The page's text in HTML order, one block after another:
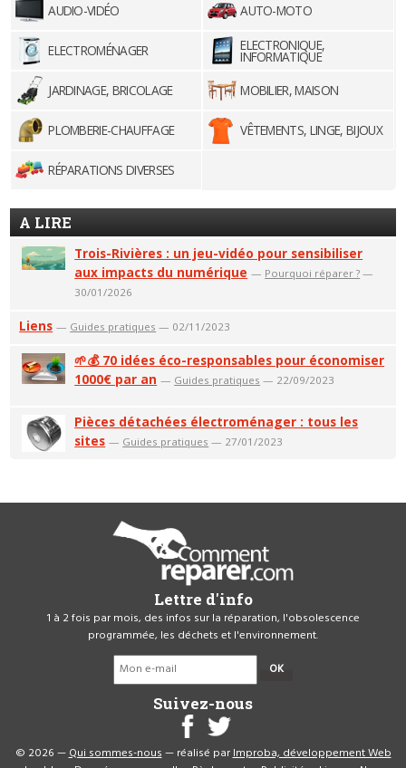
AUDIO-VIDÉO AUTO-MOTO
ELECTROMÉNAGER ELECTRONIQUE,
INFORMATIQUE
JARDINAGE, BRICOLAGE
MOBILIER, MAISON
PLOMBERIE-CHAUFFAGE VÊTEMENTS, LINGE, BIJOUX
RÉPARATIONS DIVERSES
A LIRE
Trois-Rivières : un jeu-vidéo pour sensibiliser
aux impacts du numérique — Pourquoi réparer ? —
30/01/2026
Liens — Guides pratiques — 02/11/2023
🌱💰 70 idées éco-responsables pour économiser
1000€ par an — Guides pratiques — 22/09/2023
Pièces détachées électroménager : tous les
sites — Guides pratiques — 27/01/2023
Lettre d'info
1 à 2 fois par mois, des infos sur la réparation, l'obsolescence
programmée, les déchets et l'environnement.
OK
Suivez-nous
© 2026 —Qui sommes-nous— réalisé parImproba, développement Web